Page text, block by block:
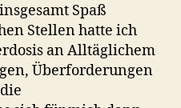
Spaß
Stellen hatte ich
an Alltäglichem
Überforderungen